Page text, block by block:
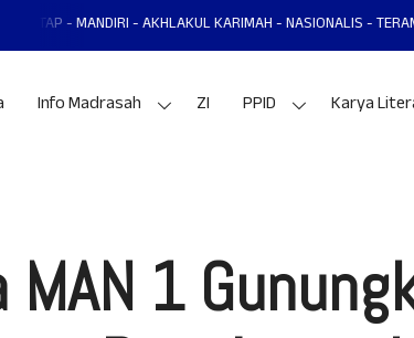
- AKHLAKUL KARIMAH - NASIONALIS - TERAMPIL -
Info Madrasah ZI PPID Karya
MAN 1